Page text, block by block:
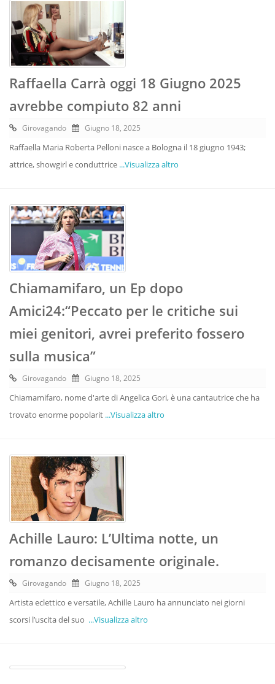
Raffaella Carrà oggi 18 Giugno 2025
avrebbe compiuto 82 anni
Girovagando Giugno 18, 2025
Raffaella Maria Roberta Pelloni nasce a Bologna il 18 giugno 1943;
attrice, showgirl e conduttrice ...Visualizza altro
Chiamamifaro, un Ep dopo
Amici24:“Peccato per le critiche sui
miei genitori, avrei preferito fossero
sulla musica”
Girovagando Giugno 18, 2025
Chiamamifaro, nome d'arte di Angelica Gori, è una cantautrice che ha
trovato enorme popolarit ...Visualizza altro
Achille Lauro: L’Ultima notte, un
romanzo decisamente originale.
Girovagando Giugno 18, 2025
Artista eclettico e versatile, Achille Lauro ha annunciato nei giorni
scorsi l’uscita del suo ...Visualizza altro